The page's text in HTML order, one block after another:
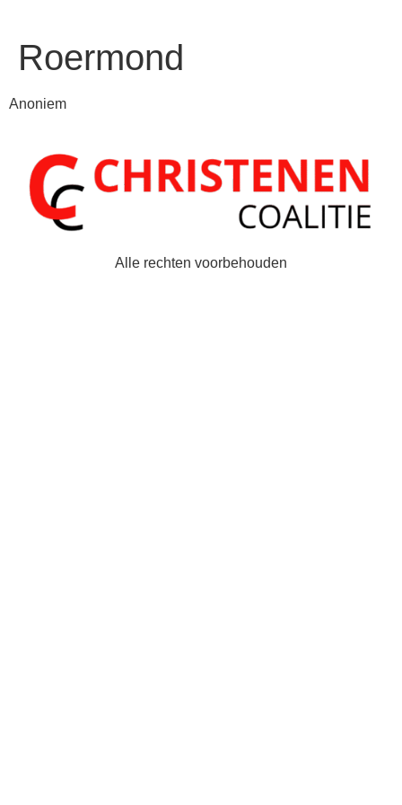
Roermond
Anoniem
Alle rechten voorbehouden